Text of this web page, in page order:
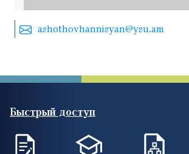
ashothovhannisyan@ysu.am
Быстрый доступ